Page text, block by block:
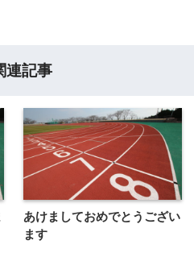
連記事
あけましておめでとうござい
ます